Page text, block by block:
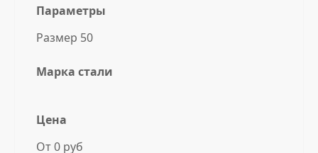
Параметры
Размер 50
Марка стали
Цена
От 0 руб